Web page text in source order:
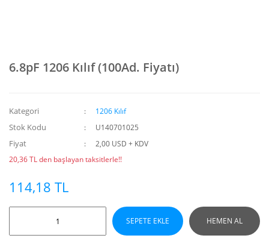
6.8pF 1206 Kılıf (100Ad. Fiyatı)
Kategori 1206 Kılıf
Stok Kodu U140701025
Fiyat
2,00 USD + KDV
20,36 TL den başlayan taksitlerle!!
114,18 TL
SEPETE EKLE HEMEN AL